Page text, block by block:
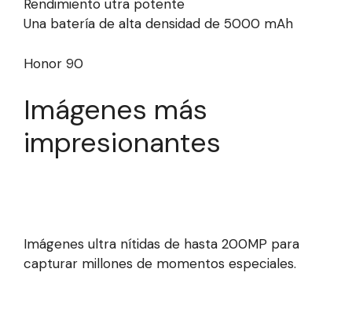
Rendimiento utra potente
Una batería de alta densidad de 5000 mAh
Honor 90
Imágenes más
impresionantes
Imágenes ultra nítidas de hasta 200MP para
capturar millones de momentos especiales.